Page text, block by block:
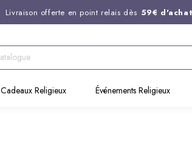
Livraison offerte en point relais dès 59€
Support client disponible au
Commandez avant 14H, expédition le jour
Cadeaux Religieux Événements Religieux